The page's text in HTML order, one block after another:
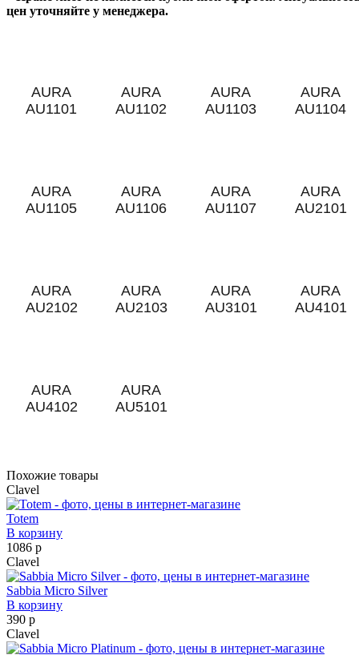
цен уточняйте у менеджера.
AURA
AU1101
AURA
AU1102
AURA
AU1103
AURA
AU1104
AURA
AU1105
AURA
AU1106
AURA
AU1107
AURA
AU2101
AURA
AU2102
AURA
AU2103
AURA
AU3101
AURA
AU4101
AURA
AU4102
AURA
AU5101
Похожие товары
Clavel
Totem
В корзину
1086 р
Clavel
Sabbia Micro Silver
В корзину
390 р
Clavel